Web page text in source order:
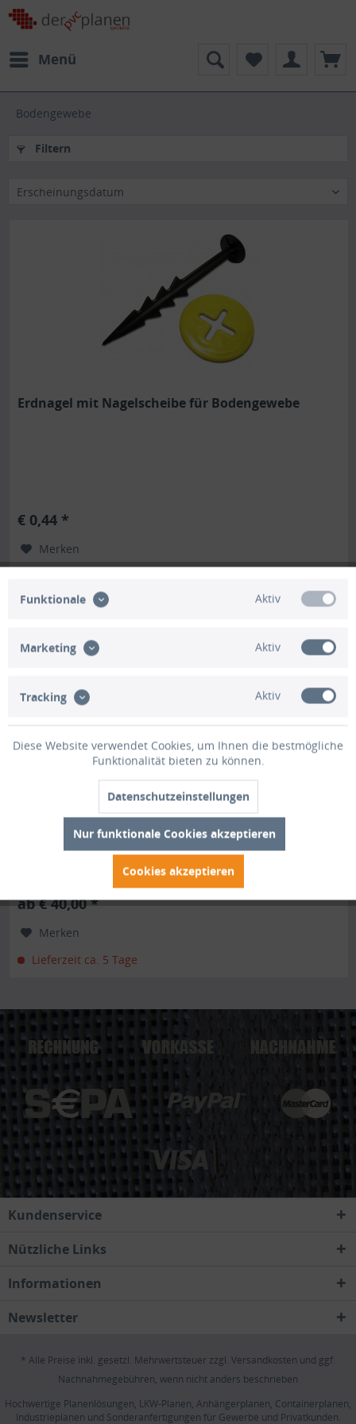
Menü
Bodengewebe
Filtern
Erscheinungsdatum
Erdnagel mit Nagelscheibe für Bodengewebe
€ 0,44 *
Merken
Bodengewebe zur effektiven Unkrautbekämpfung Dieses
besonders strapazierfähige Bodengewebe aus PP-
Bändchengewebe unterdrückt Unkraut ganz ohne
chemische Zusätze. Durch die dunkle Färbung und die
dichte Webstruktur ist es nahezu...
ab € 40,00 *
Merken
Lieferzeit ca. 5 Tage
Kundenservice
Nützliche Links
Informationen
Newsletter
* Alle Preise inkl. gesetzl. Mehrwertsteuer zzgl. Versandkosten und ggf.
Nachnahmegebühren, wenn nicht anders beschrieben
Hochwertige Planenlösungen, LKW-Planen, Anhängerplanen, Containerplanen,
Industrieplanen und Sonderanfertigungen für Gewerbe und Privatkunden.
Funktionale Aktiv
Marketing Aktiv
Tracking Aktiv
Diese Website verwendet Cookies, um Ihnen die bestmögliche
Funktionalität bieten zu können.
Datenschutzeinstellungen
Nur funktionale Cookies akzeptieren
Cookies akzeptieren